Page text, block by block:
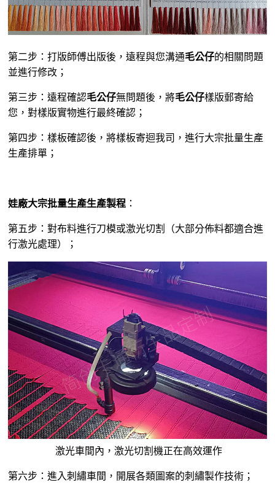
第二步：打版師傅出版後，遠程與您溝通毛公仔的相關問題
並進行修改；
第三步：遠程確認毛公仔無問題後，將毛公仔樣版郵寄給
您，對樣版實物進行最終確認；
第四步：樣板確認後，將樣板寄迴我司，進行大宗批量生產
生產排單；
娃廠大宗批量生產生產製程 ：
第五步：對布料進行刀模或激光切割（大部分佈料都適合進
行激光處理）；
激光車間內，激光切割機正在高效運作
第六步：進入刺繡車間，開展各類圖案的刺繡製作技術；